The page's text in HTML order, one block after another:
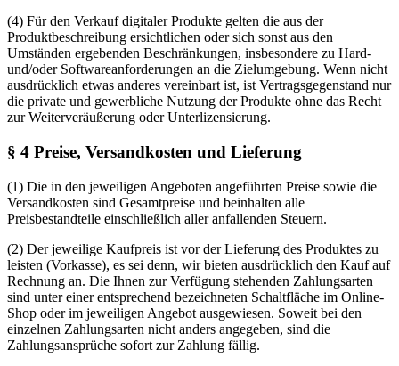
(4) Für den Verkauf digitaler Produkte gelten die aus der
Produktbeschreibung ersichtlichen oder sich sonst aus den
Umständen ergebenden Beschränkungen, insbesondere zu Hard-
und/oder Softwareanforderungen an die Zielumgebung. Wenn nicht
ausdrücklich etwas anderes vereinbart ist, ist Vertragsgegenstand nur
die private und gewerbliche Nutzung der Produkte ohne das Recht
zur Weiterveräußerung oder Unterlizensierung.
§ 4 Preise, Versandkosten und Lieferung
(1) Die in den jeweiligen Angeboten angeführten Preise sowie die
Versandkosten sind Gesamtpreise und beinhalten alle
Preisbestandteile einschließlich aller anfallenden Steuern.
(2) Der jeweilige Kaufpreis ist vor der Lieferung des Produktes zu
leisten (Vorkasse), es sei denn, wir bieten ausdrücklich den Kauf auf
Rechnung an. Die Ihnen zur Verfügung stehenden Zahlungsarten
sind unter einer entsprechend bezeichneten Schaltfläche im Online-
Shop oder im jeweiligen Angebot ausgewiesen. Soweit bei den
einzelnen Zahlungsarten nicht anders angegeben, sind die
Zahlungsansprüche sofort zur Zahlung fällig.